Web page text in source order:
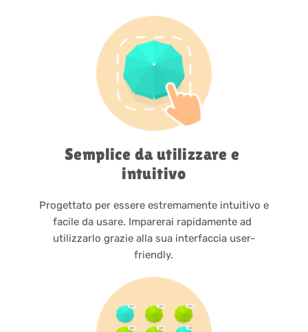
Semplice da utilizzare e
intuitivo
Progettato per essere estremamente intuitivo e
facile da usare. Imparerai rapidamente ad
utilizzarlo grazie alla sua interfaccia user-
friendly.